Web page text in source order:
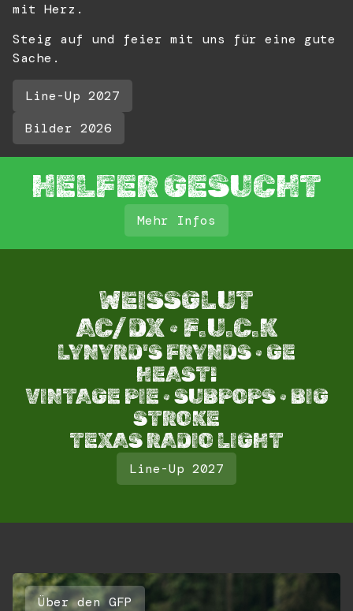
mit Herz.
Steig auf und feier mit uns für eine gute
Sache.
Line-Up 2027
Bilder 2026
HELFER GESUCHT
Mehr Infos
WEISSGLUT
AC/DX · F.U.C.K
LYNYRD'S FRYNDS · GE
HEAST!
VINTAGE PIE · SUBPOPS · BIG
STROKE​
TEXAS RADIO LIGHT​
Line-Up 2027
Über den GFP